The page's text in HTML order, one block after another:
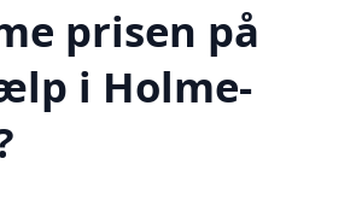
prisen på
i Holme-